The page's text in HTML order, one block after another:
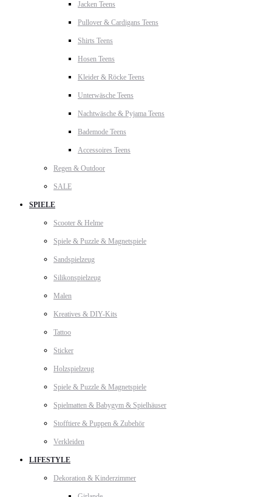
Jacken Teens
Pullover & Cardigans Teens
Shirts Teens
Hosen Teens
Kleider & Röcke Teens
Unterwäsche Teens
Nachtwäsche & Pyjama Teens
Bademode Teens
Accessoires Teens
Regen & Outdoor
SALE
SPIELE
Scooter & Helme
Spiele & Puzzle & Magnetspiele
Sandspielzeug
Silikonspielzeug
Malen
Kreatives & DIY-Kits
Tattoo
Sticker
Holzspielzeug
Spiele & Puzzle & Magnetspiele
Spielmatten & Babygym & Spielhäuser
Stofftiere & Puppen & Zubehör
Verkleiden
LIFESTYLE
Dekoration & Kinderzimmer